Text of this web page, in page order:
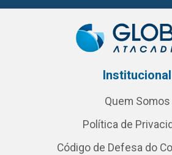
Institucional
Quem Somos
Política de
Código de Defesa do